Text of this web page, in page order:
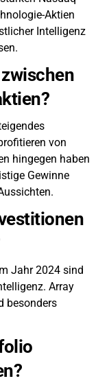
Aktien
Intelligenz
von
hingegen haben
Gewinne
Jahr 2024 sind
Array
besonders